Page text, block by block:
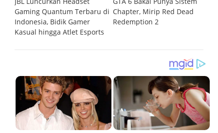
Gaming Quantum Terbaru di
Indonesia, Bidik Gamer
Kasual hingga Atlet Esports
Chapter, Mirip Red Dead
Redemption 2